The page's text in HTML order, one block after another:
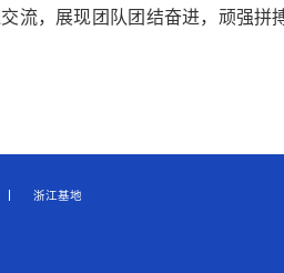
流，展现团队团结奋进，顽强拼
浙江基地